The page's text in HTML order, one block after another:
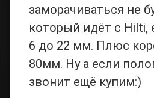
заморачиваться не
который идёт с Hilti,
6 до 22 мм. Плюс
80мм. Ну а если
звонит ещё купим:)